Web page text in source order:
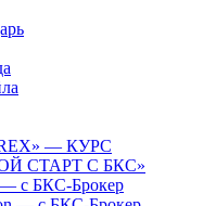
— КУРС
СТАРТ С БКС»
— с БКС-Брокер